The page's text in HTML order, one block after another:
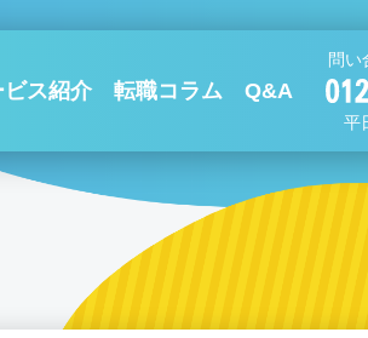
ビス紹介 転職コラム Q&A
問い
平